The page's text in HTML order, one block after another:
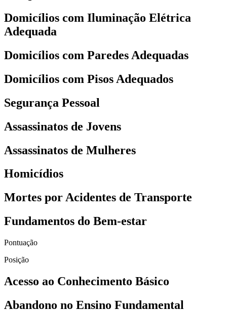
Domicílios com Iluminação Elétrica
Adequada
Domicílios com Paredes Adequadas
Domicílios com Pisos Adequados
Segurança Pessoal
Assassinatos de Jovens
Assassinatos de Mulheres
Homicídios
Mortes por Acidentes de Transporte
Fundamentos do Bem-estar
Pontuação
Posição
Acesso ao Conhecimento Básico
Abandono no Ensino Fundamental